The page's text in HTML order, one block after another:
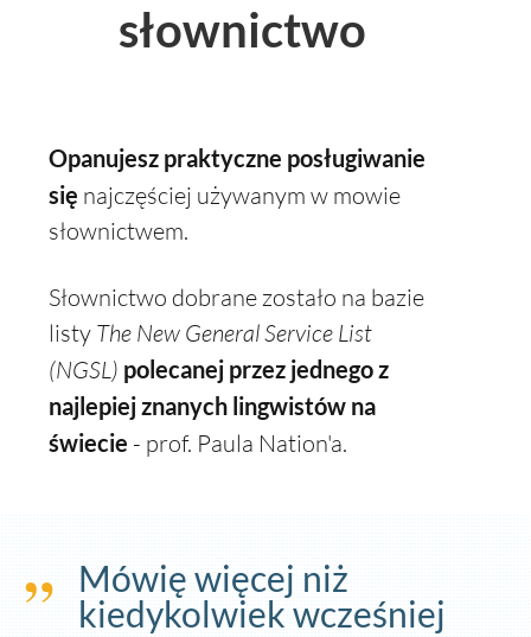
słownictwo
Opanujesz praktyczne posługiwanie
się najczęściej używanym w mowie
słownictwem.
Słownictwo dobrane zostało na bazie
listy The New General Service List
(NGSL) polecanej przez jednego z
najlepiej znanych lingwistów na
świecie - prof. Paula Nation'a.
Mówię więcej niż
kiedykolwiek wcześniej